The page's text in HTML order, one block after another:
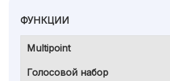
ФУНКЦИИ
Multipoint
Голосовой набор